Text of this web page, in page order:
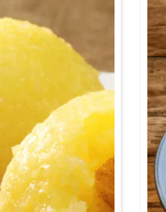
und